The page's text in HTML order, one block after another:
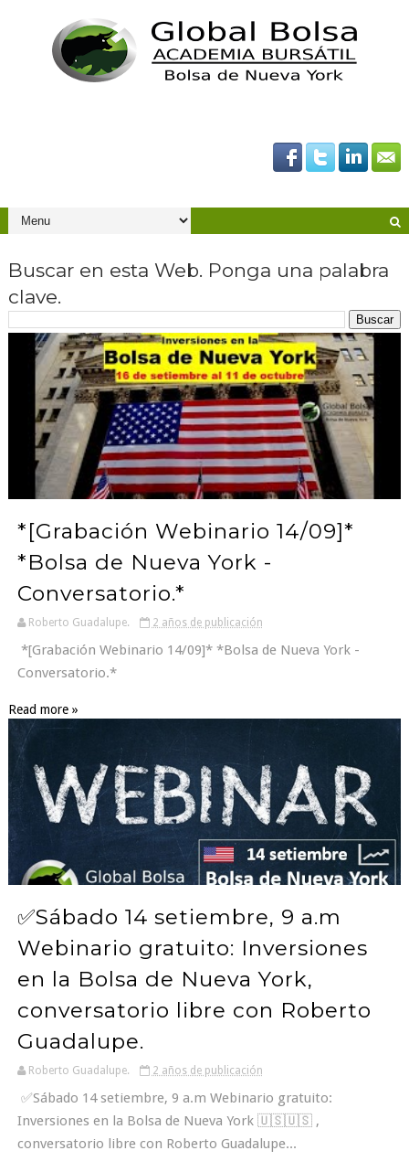
Buscar en esta Web. Ponga una palabra
clave.
*[Grabación Webinario 14/09]*
*Bolsa de Nueva York -
Conversatorio.*
Roberto Guadalupe. 2 años de publicación
*[Grabación Webinario 14/09]* *Bolsa de Nueva York -
Conversatorio.*
Read more »
✅Sábado 14 setiembre, 9 a.m
Webinario gratuito: Inversiones
en la Bolsa de Nueva York,
conversatorio libre con Roberto
Guadalupe.
Roberto Guadalupe. 2 años de publicación
✅Sábado 14 setiembre, 9 a.m Webinario gratuito:
Inversiones en la Bolsa de Nueva York 🇺🇸🇺🇸 ,
conversatorio libre con Roberto Guadalupe...